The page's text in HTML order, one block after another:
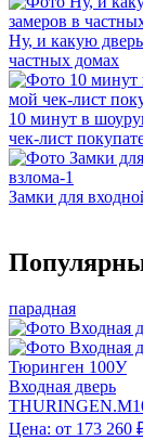
Ну, и какую
частных домах
10 минут в
чек-лист
Замки для
парадная
Тюринген 100У
Входная дверь
Цена: от 173 260